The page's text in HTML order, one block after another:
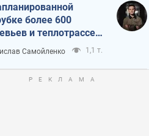
более 600
и теплотрассе:
на
в Киеве
Самойленко 1,1 т.